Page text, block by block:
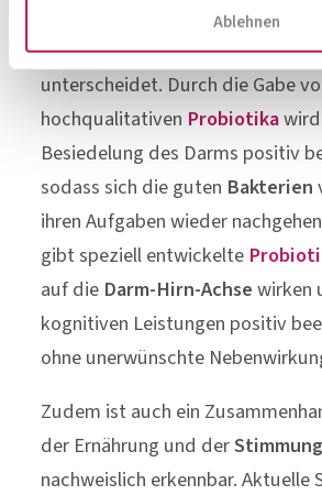
Ablehnen
Probiotikawird
Besiedelung des Darms positiv
sodass sich die guten Bakterien
ihren Aufgaben wieder
gibt speziell entwickelte
auf dieDarm-Hirn-Achsewirken
kognitiven Leistungen positiv
ohne unerwünschte
Zudem ist auch ein
der Ernährung und der
nachweislich erkennbar. Aktuelle
dass Jugendliche, die häufig zu
Süßigkeiten greifen, häufiger an
Verstimmungen leiden. Die